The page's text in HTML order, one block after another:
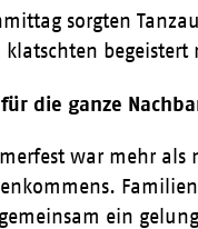
sorgten
klatschten
die ganze
war mehr
ein